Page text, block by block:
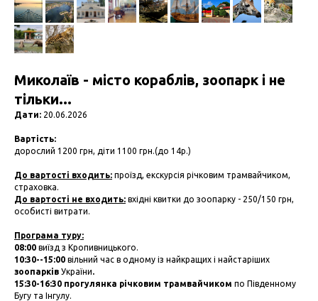
Миколаїв - місто кораблів, зоопарк і не
тільки...
Дати: 20.06.2026
Вартість:
дорослий 1200 грн, діти 1100 грн.(до 14р.)
До вартості входить: проїзд, екскурсія річковим трамвайчиком,
страховка.
До вартості не входить: вхідні квитки до зоопарку - 250/150 грн,
особисті витрати.
Програма туру:
08:00 виїзд з Кропивницького.
10:30--15:00 вільний час в одному із найкращих і найстаріших
зоопарків України.
15:30-16:30 прогулянка річковим трамвайчиком по Південному
Бугу та Інгулу.